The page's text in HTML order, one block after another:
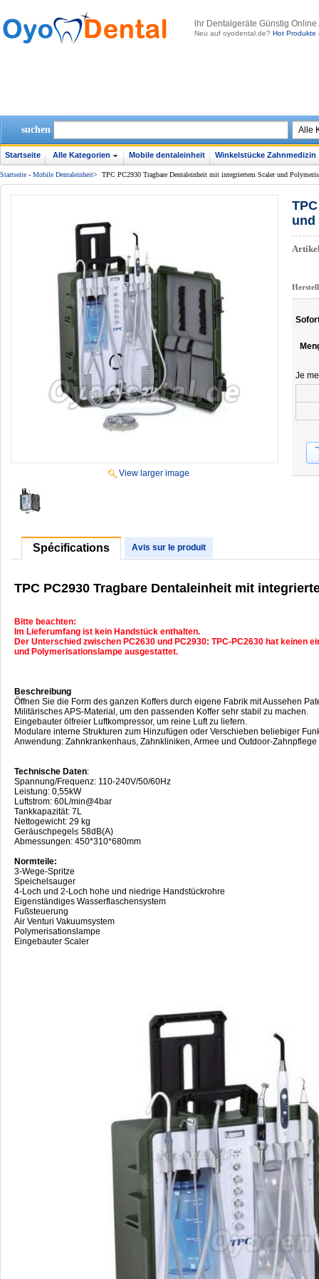
lhr Dentalgeräte Günstig
Neu auf oyodental.de? Hot Produkte
suchen
Startseite Alle Kategorien Mobile dentaleinheit Winkelstücke Zahnmedizin
Startseite - Mobile Dentaleinheit> TPC PC2930 Tragbare Dentaleinheit mit integriertem Scaler und
View larger image
und
Je
Spécifications Avis sur le produit
TPC PC2930 Tragbare Dentaleinheit mit
Bitte beachten:
Im Lieferumfang ist kein Handstück enthalten.
Der Unterschied zwischen PC2630 und PC2930: TPC-PC2630 hat keinen
und Polymerisationslampe ausgestattet.
Beschreibung
Öffnen Sie die Form des ganzen Koffers durch eigene Fabrik mit Aussehen
Militärisches APS-Material, um den passenden Koffer sehr stabil zu machen.
Eingebauter ölfreier Luftkompressor, um reine Luft zu liefern.
Modulare interne Strukturen zum Hinzufügen oder Verschieben beliebiger
Anwendung: Zahnkrankenhaus, Zahnkliniken, Armee und Outdoor-
Technische Daten:
Spannung/Frequenz: 110-240V/50/60Hz
Leistung: 0,55kW
Luftstrom: 60L/min@4bar
Tankkapazität: 7L
Nettogewicht: 29 kg
Geräuschpegel≤ 58dB(A)
Abmessungen: 450*310*680mm
Normteile:
3-Wege-Spritze
Speichelsauger
4-Loch und 2-Loch hohe und niedrige Handstückrohre
Eigenständiges Wasserflaschensystem
Fußsteuerung
Air Venturi Vakuumsystem
Polymerisationslampe
Eingebauter Scaler